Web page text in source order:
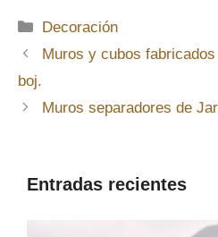
Categorías
Decoración
Muros y cubos
boj.
Muros separadores de
Entradas recientes